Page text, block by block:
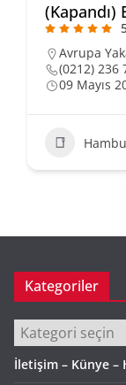
(Kapandı)
Avrupa
(0212) 236
09 Mayıs
Kategoriler
Kategoriler
İletişim – Künye –